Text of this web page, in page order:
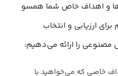
و اهداف خاص شما همسو
ارزیابی و انتخاب
مصنوعی را ارائه می‌دهیم:
خاصی که می‌خواهید با